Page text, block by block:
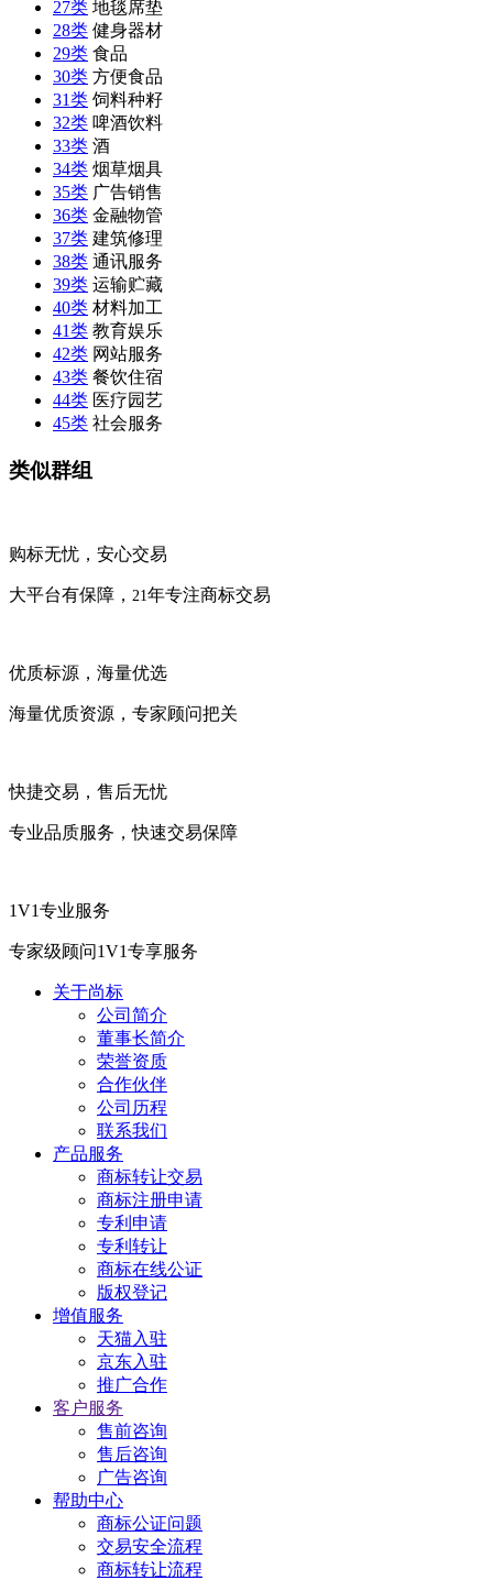
27类 地毯席垫
28类 健身器材
29类 食品
30类 方便食品
31类 饲料种籽
32类 啤酒饮料
33类 酒
34类 烟草烟具
35类 广告销售
36类 金融物管
37类 建筑修理
38类 通讯服务
39类 运输贮藏
40类 材料加工
41类 教育娱乐
42类 网站服务
43类 餐饮住宿
44类 医疗园艺
45类 社会服务
类似群组
购标无忧，安心交易
大平台有保障， 21年专注商标交易
优质标源，海量优选
海量优质资源，专家顾问把关
快捷交易，售后无忧
专业品质服务，快速交易保障
1V1专业服务
专家级顾问1V1专享服务
关于尚标
公司简介
董事长简介
荣誉资质
合作伙伴
公司历程
联系我们
产品服务
商标转让交易
商标注册申请
专利申请
专利转让
商标在线公证
版权登记
增值服务
天猫入驻
京东入驻
推广合作
客户服务
售前咨询
售后咨询
广告咨询
帮助中心
商标公证问题
交易安全流程
商标转让流程